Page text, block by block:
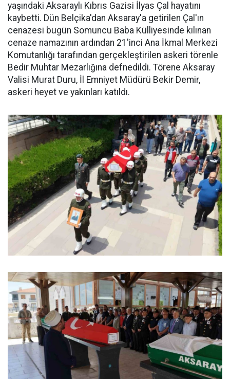
yaşındaki Aksaraylı Kıbrıs Gazisi İlyas Çal hayatını
kaybetti. Dün Belçika'dan Aksaray'a getirilen Çal'ın
cenazesi bugün Somuncu Baba Külliyesinde kılınan
cenaze namazının ardından 21'inci Ana İkmal Merkezi
Komutanlığı tarafından gerçekleştirilen askeri törenle
Bedir Muhtar Mezarlığına defnedildi. Törene Aksaray
Valisi Murat Duru, İl Emniyet Müdürü Bekir Demir,
askeri heyet ve yakınları katıldı.